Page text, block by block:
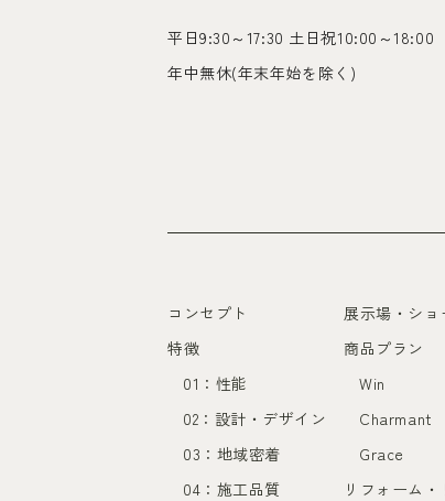
平日9:30～17:30 土日祝10:00～18:00
年中無休(年末年始を除く)
コンセプト
特徴
01：性能
02：設計・デザイン
03：地域密着
04：施工品質
展示場・ショ
商品プラン
Win
Charmant
Grace
リフォーム